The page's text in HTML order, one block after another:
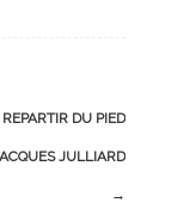
DU PIED
JULLIARD
→